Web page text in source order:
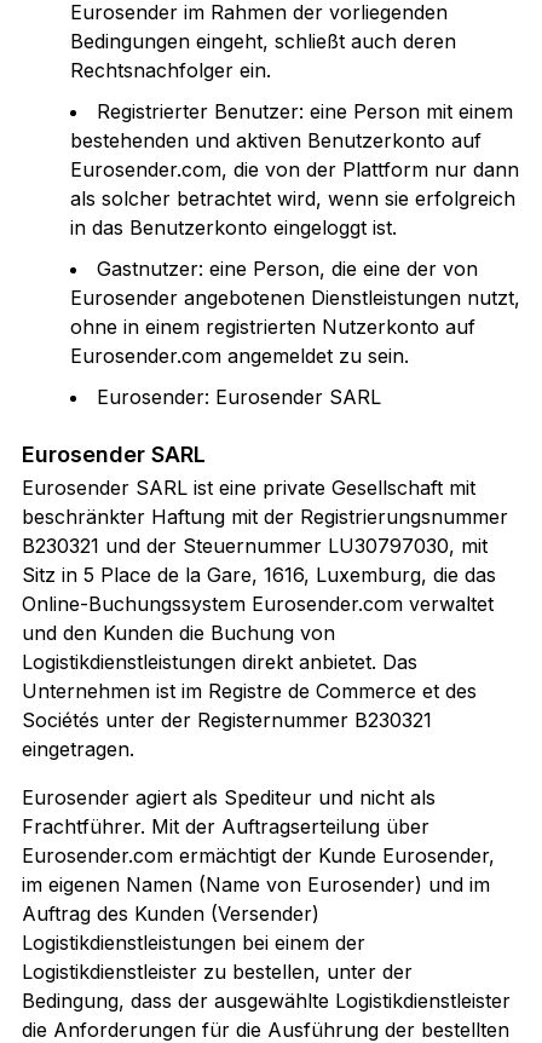
Eurosender im Rahmen der vorliegenden
Bedingungen eingeht, schließt auch deren
Rechtsnachfolger ein.
Registrierter Benutzer: eine Person mit einem
bestehenden und aktiven Benutzerkonto auf
Eurosender.com, die von der Plattform nur dann
als solcher betrachtet wird, wenn sie erfolgreich
in das Benutzerkonto eingeloggt ist.
Gastnutzer: eine Person, die eine der von
Eurosender angebotenen Dienstleistungen nutzt,
ohne in einem registrierten Nutzerkonto auf
Eurosender.com angemeldet zu sein.
Eurosender: Eurosender SARL
Eurosender SARL
Eurosender SARL ist eine private Gesellschaft mit
beschränkter Haftung mit der Registrierungsnummer
B230321 und der Steuernummer LU30797030, mit
Sitz in 5 Place de la Gare, 1616, Luxemburg, die das
Online-Buchungssystem Eurosender.com verwaltet
und den Kunden die Buchung von
Logistikdienstleistungen direkt anbietet. Das
Unternehmen ist im Registre de Commerce et des
Sociétés unter der Registernummer B230321
eingetragen.
Eurosender agiert als Spediteur und nicht als
Frachtführer. Mit der Auftragserteilung über
Eurosender.com ermächtigt der Kunde Eurosender,
im eigenen Namen (Name von Eurosender) und im
Auftrag des Kunden (Versender)
Logistikdienstleistungen bei einem der
Logistikdienstleister zu bestellen, unter der
Bedingung, dass der ausgewählte Logistikdienstleister
die Anforderungen für die Ausführung der bestellten